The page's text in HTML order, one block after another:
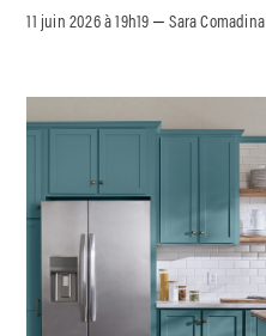
11 juin 2026 à 19h19 –Sara Comadina